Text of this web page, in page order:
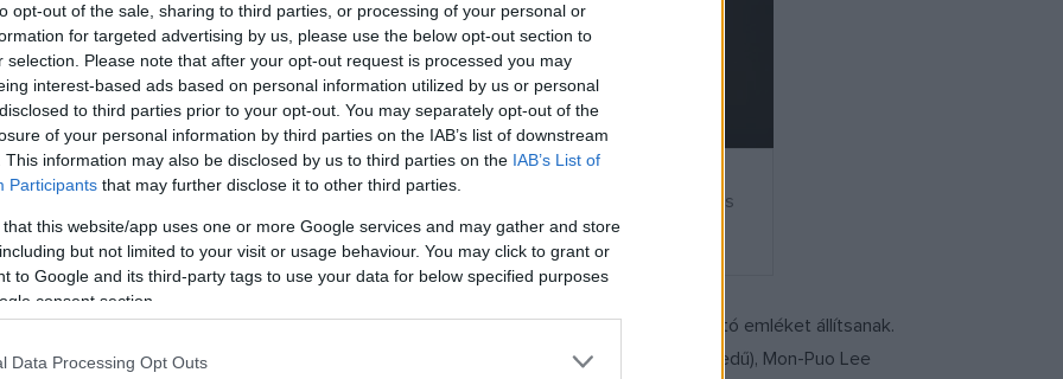
opt-out of the sale, sharing to third parties, or processing of your personal or
for targeted advertising by us, please use the below opt-out section to
selection. Please note that after your opt-out request is processed you may
interest-based ads based on personal information utilized by us or personal
to third parties prior to your opt-out. You may separately opt-out of the
of your personal information by third parties on the IAB’s list of downstream
This information may also be disclosed by us to third parties on the IAB’s List of
Participants that may further disclose it to other third parties.
that this website/app uses one or more Google services and may gather and store
but not limited to your visit or usage behaviour. You may click to grant or
to Google and its third-party tags to use your data for below specified purposes
consent section.
Data Processing Opt Outs
Színésze címmel kitüntetett Kossuth- és Jászai Mari-díjas magyar színésznő, érdemes és
Zsigmond / Kultúra.hu
művészek együtt lépnek színpadra, hogy a magyar holokauszt 80. évfordulóján méltó emléket állítsanak.
d-moll zongoratriójával veszi kezdetét 16 órakor, három fiatal zenész, Coco Tomita (hegedű), Mon-Puo Lee